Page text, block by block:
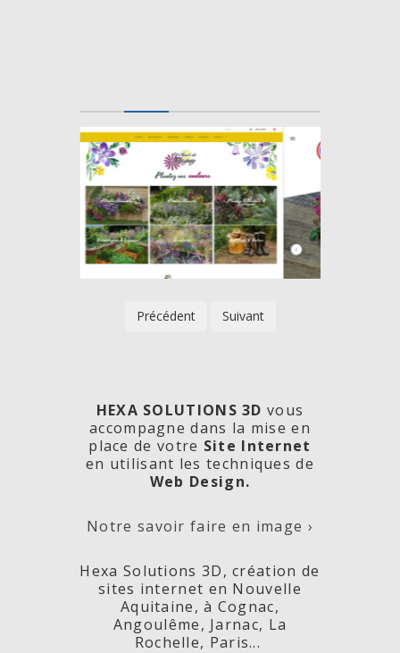
Les
Précédent Suivant
HEXA SOLUTIONS 3D vous
accompagne dans la mise en
place de votre Site Internet
en utilisant les techniques de
Web Design.
Notre savoir faire en image ›
Hexa Solutions 3D, création de
sites internet en Nouvelle
Aquitaine, à Cognac,
Angoulême, Jarnac, La
Rochelle, Paris...